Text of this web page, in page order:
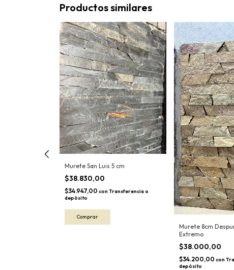
Productos similares
Murete San Luis 5 cm
$38.830,00
$34.947,00 con Transferencia o
depósito
Murete 8cm
Extremo
$38.000,00
$34.200,00 con
depósito